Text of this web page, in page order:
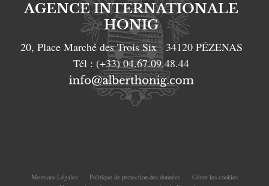
AGENCE INTERNATIONALE
HONIG
20, Place Marché des Trois Six 34120 PÉZENAS
Tél : (+33) 04.67.09.48.44
Mentions Légales Politique de protection des données
Gérer les cookies